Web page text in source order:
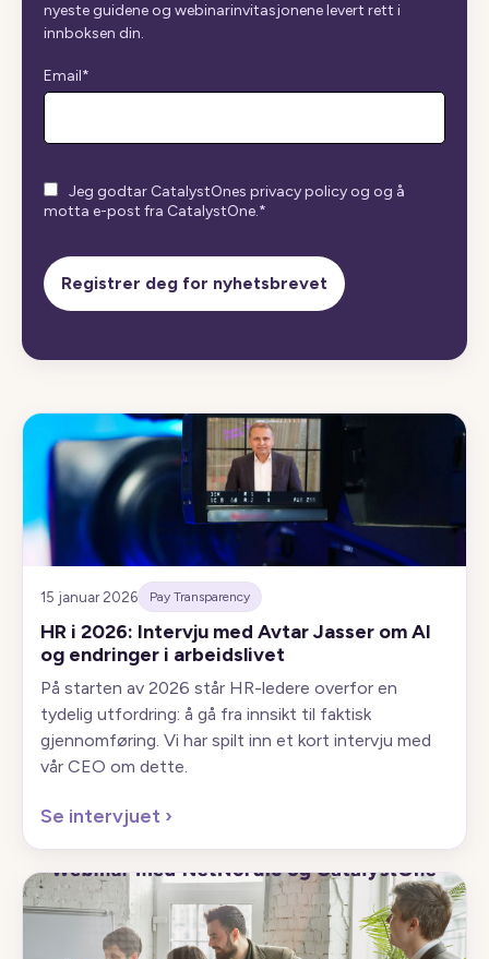
nyeste guidene og webinarinvitasjonene levert rett i
innboksen din.
Email*
Jeg godtar CatalystOnes privacy policy og og å
motta e-post fra CatalystOne.*
15 januar 2026 Pay Transparency
HR i 2026: Intervju med Avtar Jasser om AI
og endringer i arbeidslivet
På starten av 2026 står HR-ledere overfor en
tydelig utfordring: å gå fra innsikt til faktisk
gjennomføring. Vi har spilt inn et kort intervju med
vår CEO om dette.
Se intervjuet ›